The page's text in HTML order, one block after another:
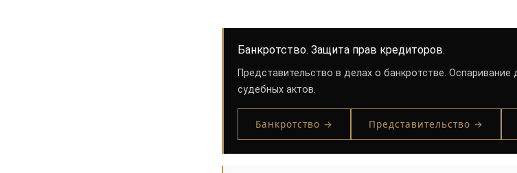
Банкротство. Защита прав кредиторов.
Представительство в делах о банкротстве.
судебных актов.
Банкротство → Представительство →